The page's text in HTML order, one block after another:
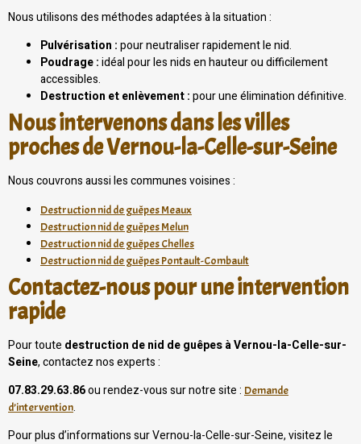
Nous utilisons des méthodes adaptées à la situation :
Pulvérisation :pour neutraliser rapidement le nid.
Poudrage :idéal pour les nids en hauteur ou difficilement
accessibles.
Destruction et enlèvement :pour une élimination définitive.
Nous intervenons dans les villes
proches de Vernou-la-Celle-sur-Seine
Nous couvrons aussi les communes voisines :
Destruction nid de guêpes Meaux
Destruction nid de guêpes Melun
Destruction nid de guêpes Chelles
Destruction nid de guêpes Pontault-Combault
Contactez-nous pour une intervention
rapide
Pour toute destruction de nid de guêpes à Vernou-la-Celle-sur-
Seine, contactez nos experts :
07.83.29.63.86ou rendez-vous sur notre site : Demande
d’intervention.
Pour plus d’informations sur Vernou-la-Celle-sur-Seine, visitez le